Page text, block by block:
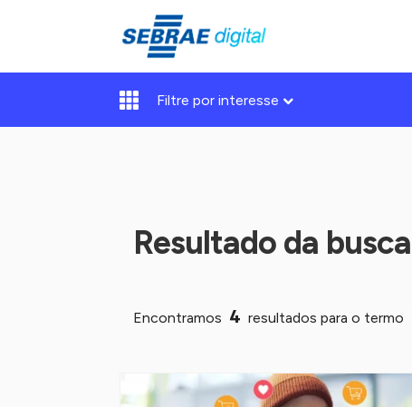
Filtre por interesse
Resultado da busca
Encontramos 4 resultados para o termo